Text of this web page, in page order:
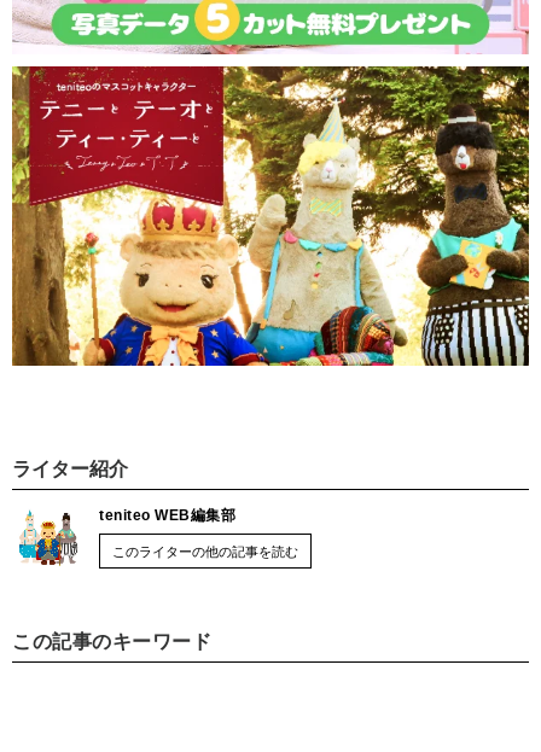
ライター紹介
teniteo WEB編集部
このライターの他の記事を読む
この記事のキーワード